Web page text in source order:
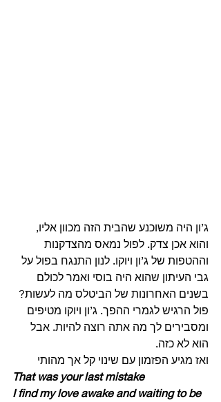
ג’ון היה משוכנע שהבית הזה מכוון אליו,
והוא אכן צדק. לפול נמאס מהצדקנות
וההטפות של ג’ון ויוקו. לנון התנגח בפול על
גבי העיתון שהוא היה בוסי ואמר לכולם
בשנים האחרונות של הביטלס מה לעשות?
פול הרגיש לגמרי ההפך. ג’ון ויוקו מטיפים
ומסבירים לך מה אתה רוצה להיות. אבל
הוא לא כזה.
ואז מגיע הפזמון עם שינוי קל אך מהותי
That was your last mistake
I find my love awake and waiting to be